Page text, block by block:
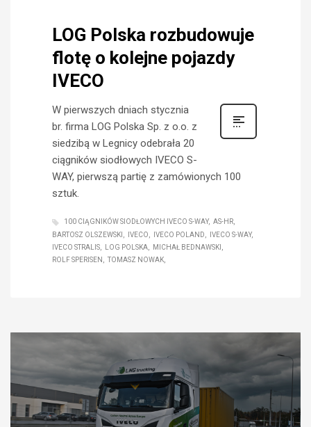
LOG Polska rozbudowuje
flotę o kolejne pojazdy
IVECO
W pierwszych dniach stycznia
br. firma LOG Polska Sp. z o.o. z
siedzibą w Legnicy odebrała 20
ciągników siodłowych IVECO S-
WAY, pierwszą partię z zamówionych 100
sztuk.
100 CIĄGNIKÓW SIODŁOWYCH IVECO S-WAY
AS-HR
BARTOSZ OLSZEWSKI
IVECO IVECO POLAND
IVECO S-WAY
IVECO STRALIS
LOG POLSKA
MICHAŁ BEDNAWSKI
ROLF SPERISEN
TOMASZ NOWAK